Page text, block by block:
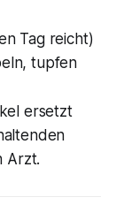
Tag reicht)
tupfen
ersetzt
Arzt.